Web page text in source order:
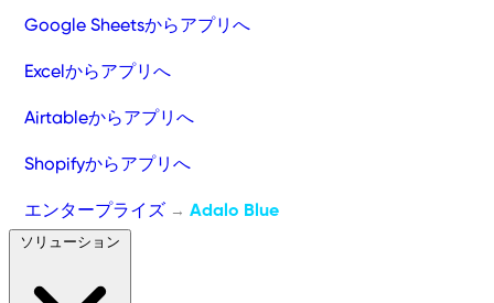
Google Sheetsからアプリへ
Excelからアプリへ
Airtableからアプリへ
Shopifyからアプリへ
エンタープライズ → Adalo Blue